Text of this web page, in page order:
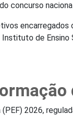
concurso
de Ensino
2026,